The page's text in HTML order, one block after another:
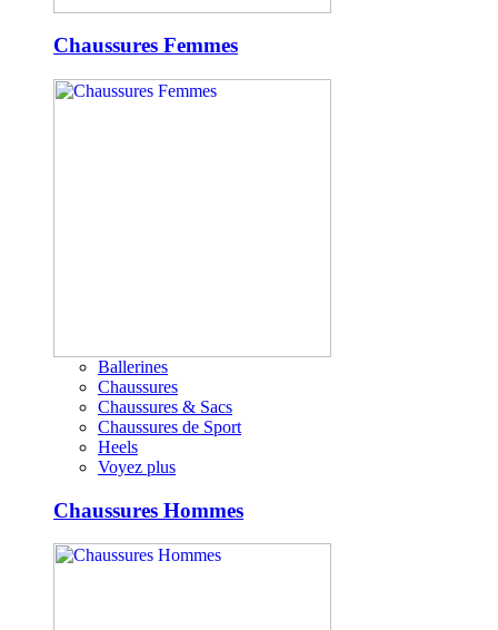
Chaussures Femmes
Ballerines
Chaussures
Chaussures & Sacs
Chaussures de Sport
Heels
Voyez plus
Chaussures Hommes